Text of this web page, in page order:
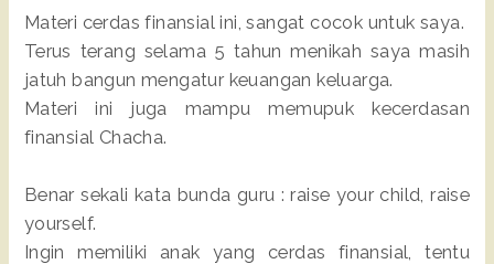
Materi cerdas finansial ini, sangat cocok untuk saya.
Terus terang selama 5 tahun menikah saya masih
jatuh bangun mengatur keuangan keluarga.
Materi ini juga mampu memupuk kecerdasan
finansial Chacha.
Benar sekali kata bunda guru : raise your child, raise
yourself.
Ingin memiliki anak yang cerdas finansial, tentu